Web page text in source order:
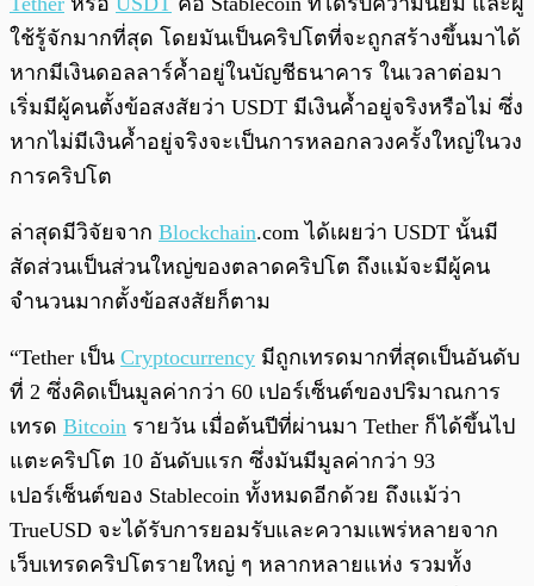
ใช้รู้จักมากที่สุด โดยมันเป็นคริปโตที่จะถูกสร้างขึ้นมาได้
หากมีเงินดอลลาร์ค้ำอยู่ในบัญชีธนาคาร ในเวลาต่อมา
เริ่มมีผู้คนตั้งข้อสงสัยว่า USDT มีเงินค้ำอยู่จริงหรือไม่ ซึ่ง
หากไม่มีเงินค้ำอยู่จริงจะเป็นการหลอกลวงครั้งใหญ่ในวง
การคริปโต
ล่าสุดมีวิจัยจาก Blockchain.com ได้เผยว่า USDT นั้นมี
สัดส่วนเป็นส่วนใหญ่ของตลาดคริปโต ถึงแม้จะมีผู้คน
จำนวนมากตั้งข้อสงสัยก็ตาม
“Tether เป็น Cryptocurrency มีถูกเทรดมากที่สุดเป็นอันดับ
ที่ 2 ซึ่งคิดเป็นมูลค่ากว่า 60 เปอร์เซ็นต์ของปริมาณการ
เทรด Bitcoin รายวัน เมื่อต้นปีที่ผ่านมา Tether ก็ได้ขึ้นไป
แตะคริปโต 10 อันดับแรก ซึ่งมันมีมูลค่ากว่า 93
เปอร์เซ็นต์ของ Stablecoin ทั้งหมดอีกด้วย ถึงแม้ว่า
TrueUSD จะได้รับการยอมรับและความแพร่หลายจาก
เว็บเทรดคริปโตรายใหญ่ ๆ หลากหลายแห่ง รวมทั้ง